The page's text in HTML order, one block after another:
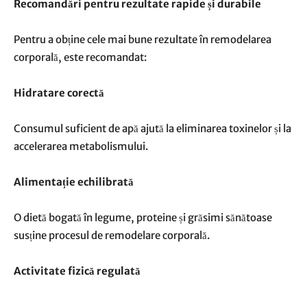
Recomandări pentru rezultate rapide și durabile
Pentru a obține cele mai bune rezultate în remodelarea
corporală, este recomandat:
Hidratare corectă
Consumul suficient de apă ajută la eliminarea toxinelor și la
accelerarea metabolismului.
Alimentație echilibrată
O dietă bogată în legume, proteine și grăsimi sănătoase
susține procesul de remodelare corporală.
Activitate fizică regulată